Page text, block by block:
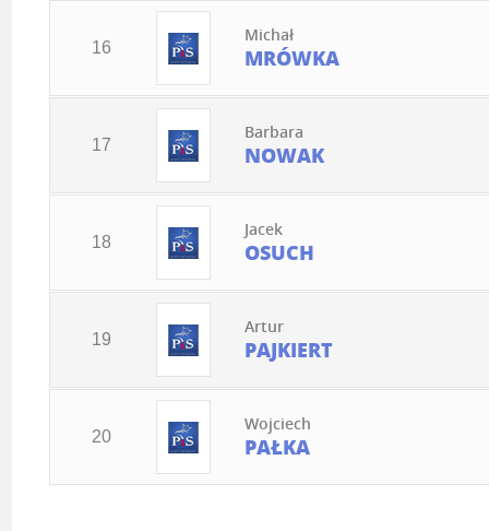
16
Michał
MRÓWKA
17
Barbara
NOWAK
18
Jacek
OSUCH
19
Artur
PAJKIERT
20
Wojciech
PAŁKA